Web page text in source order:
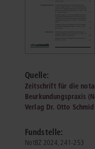
Quelle:
Zeitschrift für die
Beurkundungspraxis
Verlag Dr. Otto
Fundstelle:
NotBZ 2024, 241-253